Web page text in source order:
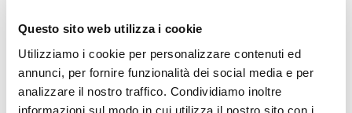
Questo sito web utilizza i cookie
Utilizziamo i cookie per personalizzare contenuti ed
annunci, per fornire funzionalità dei social media e per
analizzare il nostro traffico. Condividiamo inoltre
informazioni sul modo in cui utilizza il nostro sito con i
die Muffinformen geben und etwa 15
noch weich aus dem Ofen genommen
werden, da sie beim Abkühlen noch
aushärten.